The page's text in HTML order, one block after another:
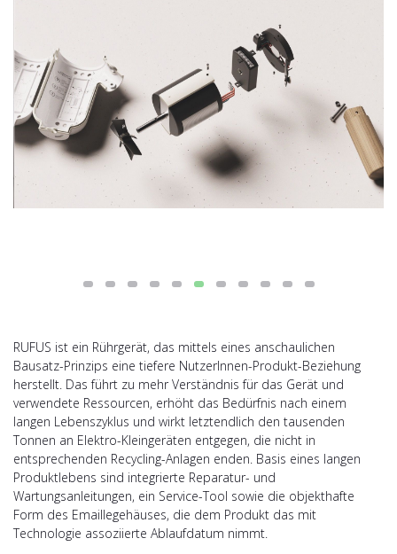
RUFUS ist ein Rührgerät, das mittels eines anschaulichen
Bausatz-Prinzips eine tiefere NutzerInnen-Produkt-Beziehung
herstellt. Das führt zu mehr Verständnis für das Gerät und
verwendete Ressourcen, erhöht das Bedürfnis nach einem
langen Lebenszyklus und wirkt letztendlich den tausenden
Tonnen an Elektro-Kleingeräten entgegen, die nicht in
entsprechenden Recycling-Anlagen enden. Basis eines langen
Produktlebens sind integrierte Reparatur- und
Wartungsanleitungen, ein Service-Tool sowie die objekthafte
Form des Emaillegehäuses, die dem Produkt das mit
Technologie assoziierte Ablaufdatum nimmt.